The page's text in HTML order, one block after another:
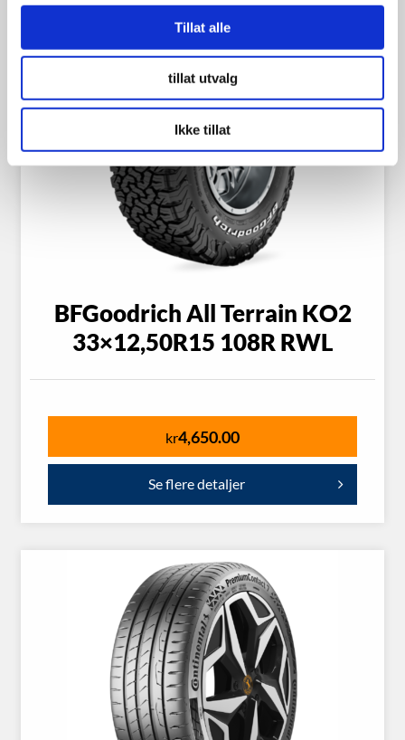
Tillat alle
tillat utvalg
Ikke tillat
BFGoodrich All Terrain KO2
33×12,50R15 108R RWL
kr4,650.00
Se flere detaljer